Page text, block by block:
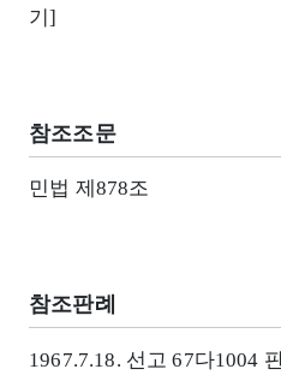
기]
참조조문
민법 제878조
참조판례
1967.7.18. 선고 67다1004